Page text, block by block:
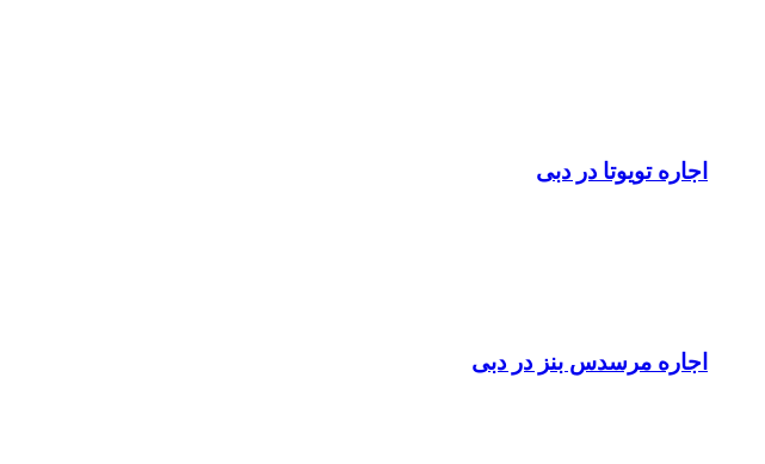
اجاره تویوتا در دبی
اجاره مرسدس بنز در دبی